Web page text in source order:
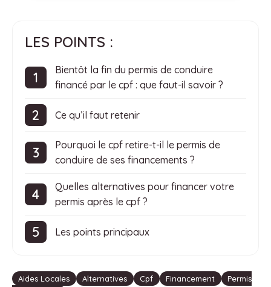
LES POINTS :
Bientôt la fin du permis de conduire
financé par le cpf : que faut-il savoir ?
Ce qu’il faut retenir
Pourquoi le cpf retire-t-il le permis de
conduire de ses financements ?
Quelles alternatives pour financer votre
permis après le cpf ?
Les points principaux
Étiquettes
Aides Locales Alternatives Cpf Financement
Permis